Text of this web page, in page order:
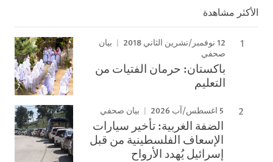
الأكثر مشاهدة
12 نوفمبر/تشرين الثاني 2018
بيان
صحفي
باكستان: حرمان الفتيات من
التعليم
5 اغسطس/آب 2026 بيان صحفي
الضفة الغربية: تأخير سيارات
الإسعاف الفلسطينية من قبل
إسرائيل يُهدد الأرواح